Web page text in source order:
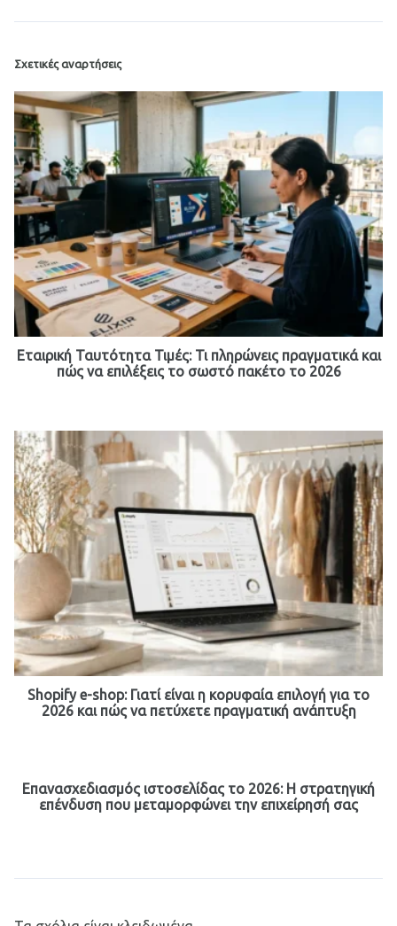
Σχετικές αναρτήσεις
Εταιρική Ταυτότητα Τιμές: Τι πληρώνεις πραγματικά και
πώς να επιλέξεις το σωστό πακέτο το 2026
Shopify e-shop: Γιατί είναι η κορυφαία επιλογή για το
2026 και πώς να πετύχετε πραγματική ανάπτυξη
Επανασχεδιασμός ιστοσελίδας το 2026: Η στρατηγική
επένδυση που μεταμορφώνει την επιχείρησή σας